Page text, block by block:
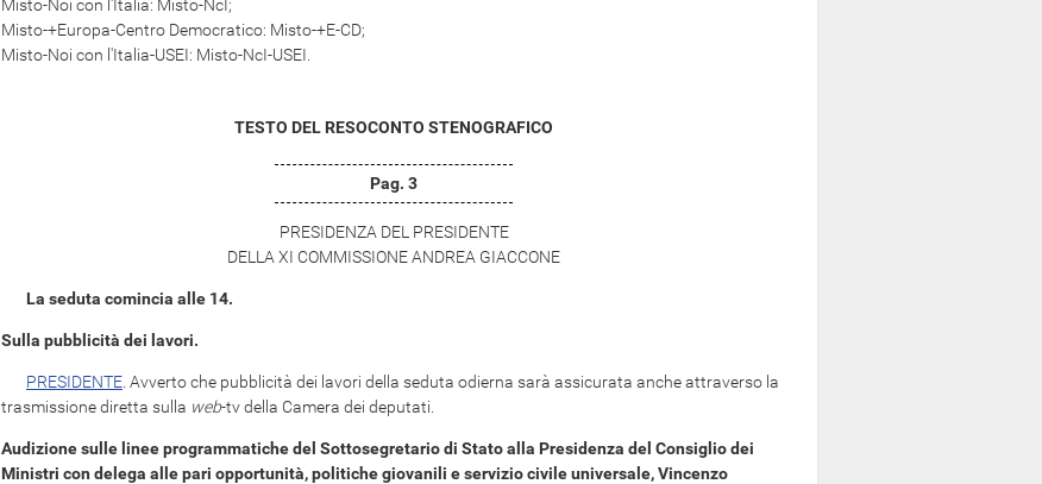
Misto-Noi con l'Italia: Misto-NcI;
Misto-+Europa-Centro Democratico: Misto-+E-CD;
Misto-Noi con l'Italia-USEI: Misto-NcI-USEI.
TESTO DEL RESOCONTO STENOGRAFICO
Pag. 3
PRESIDENZA DEL PRESIDENTE
DELLA XI COMMISSIONE ANDREA GIACCONE
La seduta comincia alle 14.
Sulla pubblicità dei lavori.
PRESIDENTE . Avverto che pubblicità dei lavori della seduta odierna sarà assicurata anche attraverso la
trasmissione diretta sulla web-tv della Camera dei deputati.
Audizione sulle linee programmatiche del Sottosegretario di Stato alla Presidenza del Consiglio dei
Ministri con delega alle pari opportunità, politiche giovanili e servizio civile universale, Vincenzo